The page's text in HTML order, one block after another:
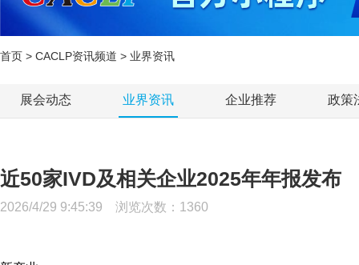
首页 > CACLP资讯频道 > 业界资讯
展会动态 业界资讯 企业推荐 政策
近50家IVD及相关企业2025年年报发布
2026/4/29 9:45:39 浏览次数： 1360